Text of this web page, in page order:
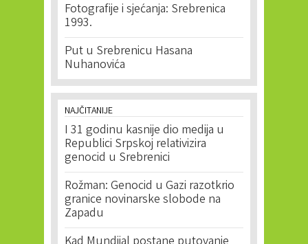
Fotografije i sjećanja: Srebrenica
1993.
Put u Srebrenicu Hasana
Nuhanovića
NAJČITANIJE
I 31 godinu kasnije dio medija u
Republici Srpskoj relativizira
genocid u Srebrenici
Rožman: Genocid u Gazi razotkrio
granice novinarske slobode na
Zapadu